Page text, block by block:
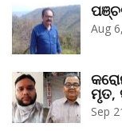
Aug
ମୃତ,
Sep